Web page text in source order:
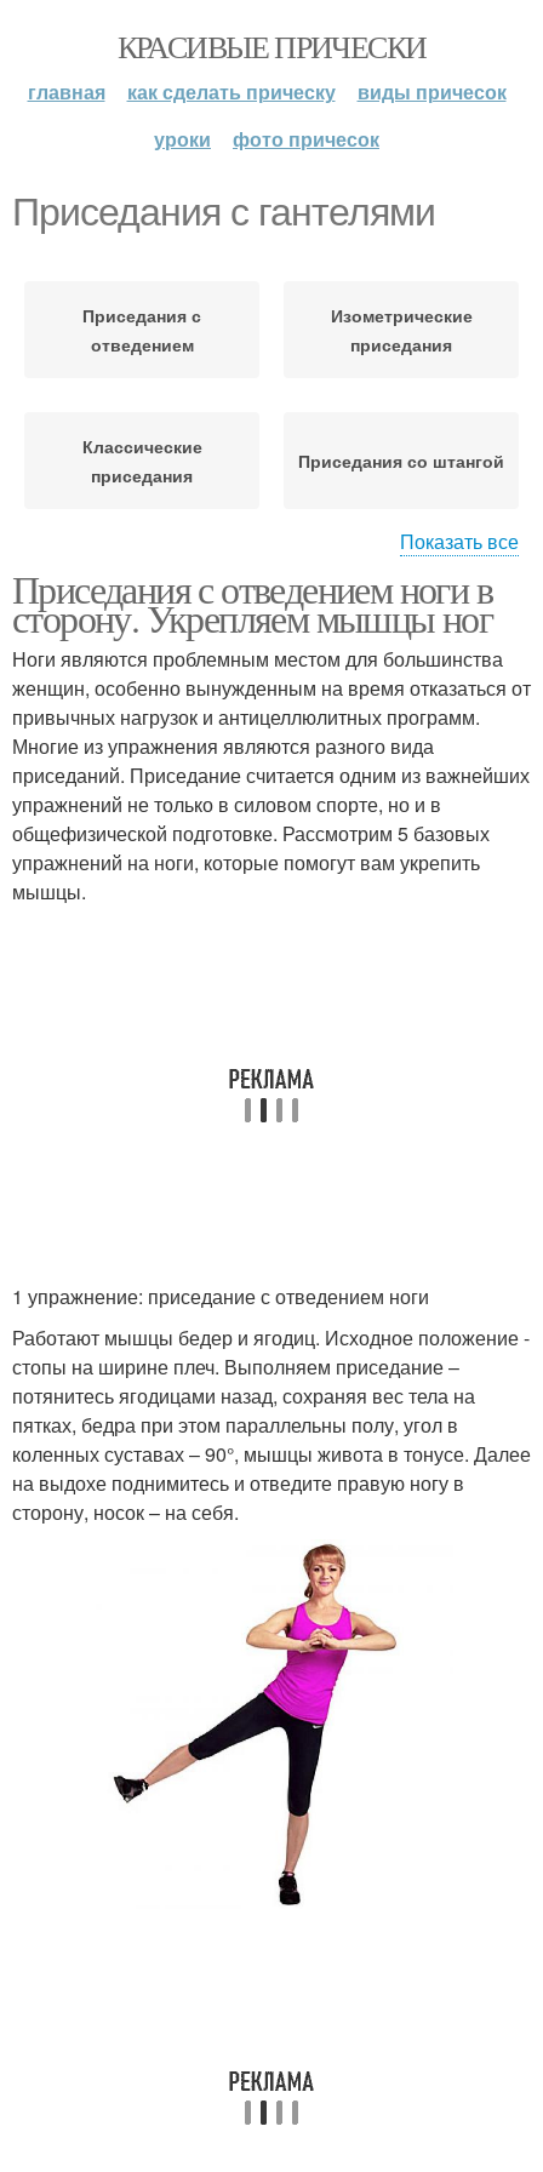
КРАСИВЫЕ ПРИЧЕСКИ
главная как сделать прическу
виды причесок
уроки
фото причесок
Приседания с гантелями
Приседания с
отведением
Изометрические
приседания
Классические
приседания
Приседания со штангой
постановкой
постановкой
Приседания в
тренажере
Приседания с махом
Приседания для ягодиц
Показать все
Приседания с отведением ноги в
сторону. Укрепляем мышцы ног
Ноги являются проблемным местом для большинства
женщин, особенно вынужденным на время отказаться от
привычных нагрузок и антицеллюлитных программ.
Многие из упражнения являются разного вида
приседаний. Приседание считается одним из важнейших
упражнений не только в силовом спорте, но и в
общефизической подготовке. Рассмотрим 5 базовых
упражнений на ноги, которые помогут вам укрепить
мышцы.
1 упражнение: приседание с отведением ноги
Работают мышцы бедер и ягодиц. Исходное положение -
стопы на ширине плеч. Выполняем приседание –
потянитесь ягодицами назад, сохраняя вес тела на
пятках, бедра при этом параллельны полу, угол в
коленных суставах – 90°, мышцы живота в тонусе. Далее
на выдохе поднимитесь и отведите правую ногу в
сторону, носок – на себя.